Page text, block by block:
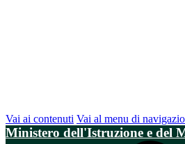
Vai ai contenuti Vai al menu di
Ministero dell'Istruzione e del